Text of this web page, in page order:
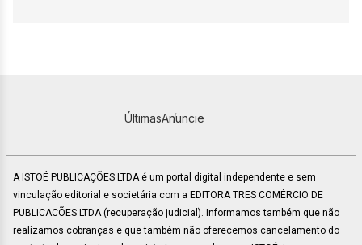
ÚltimasAnuncie
A ISTOÉ PUBLICAÇÕES LTDA é um portal digital independente e sem
vinculação editorial e societária com a EDITORA TRES COMÉRCIO DE
PUBLICACÕES LTDA (recuperação judicial). Informamos também que não
realizamos cobranças e que também não oferecemos cancelamento do